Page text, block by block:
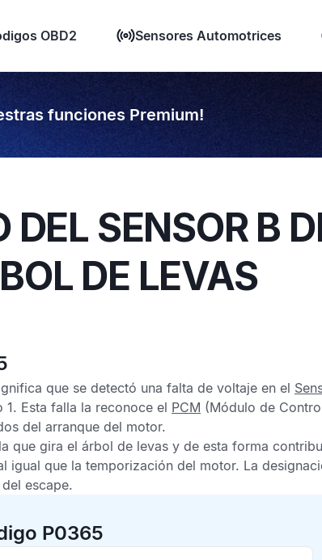
OBD2 Sensores Automotrices
funciones Premium!
SENSOR B
DE LEVAS
que se detectó una falta de voltaje en el
1. Esta falla la reconoce el PCM (Módulo de
del arranque del motor.
que gira el árbol de levas y de esta forma
igual que la temporización del motor. La
escape.
P0365